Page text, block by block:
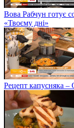
Вова Рабчун готує
«Твоєму дні»
Рецепт капусняка –